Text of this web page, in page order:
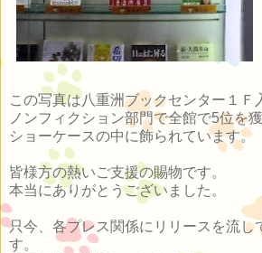
この写真は八重洲ブックセンター１Ｆ
ノンフィクション部門で全館で5位を獲
ショーケースの中に飾られています。
皆様方の熱いご支援の賜物です。
本当にありがとうございました。
只今、各プレス関係にリリースを流し
す。